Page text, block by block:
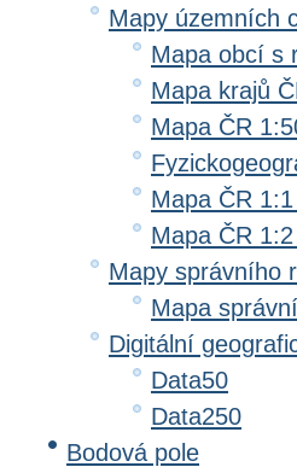
Mapy územních
Mapa obcí s
Mapa krajů
Mapa ČR
Mapa ČR
Mapa ČR
Mapy správního
Mapa
Digitální
Data50
Data250
Bodová pole